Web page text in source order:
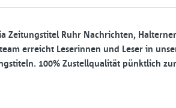
Zeitungstitel Ruhr Nachrichten,
erreicht Leserinnen und Leser in
100% Zustellqualität pünktlich